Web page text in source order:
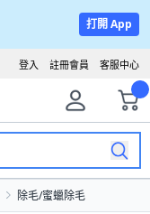
打開 App
客服中心
註冊會員
登入
除毛/蜜蠟除毛